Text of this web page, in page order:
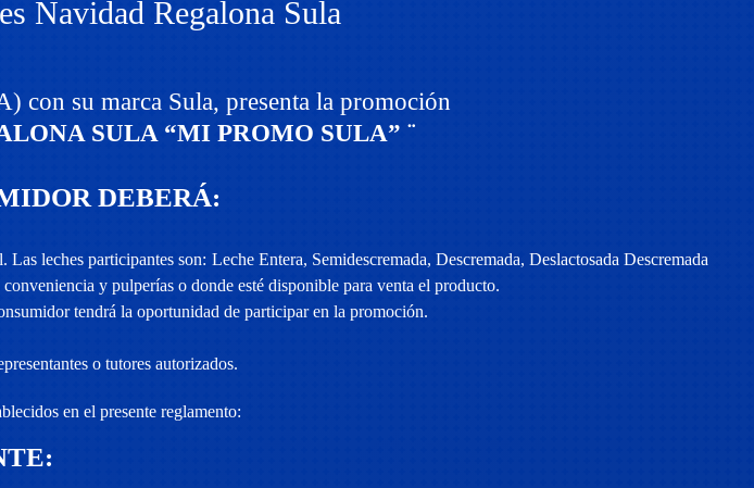
Navidad Regalona Sula
con su marca Sula, presenta la promoción
SULA “MI PROMO SULA” ¨
DEBERÁ:
leches participantes son: Leche Entera, Semidescremada, Descremada, Deslactosada Descremada
y pulperías o donde esté disponible para venta el producto.
tendrá la oportunidad de participar en la promoción.
o tutores autorizados.
en el presente reglamento: